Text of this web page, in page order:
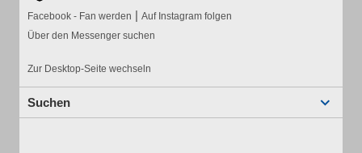
Facebook - Fan werden | Auf Instagram folgen
Über den Messenger suchen
Zur Desktop-Seite wechseln
Suchen